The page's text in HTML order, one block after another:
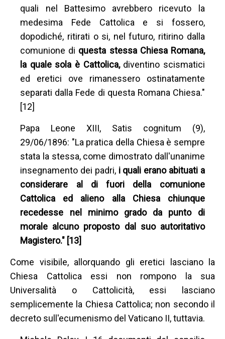
quali nel Battesimo avrebbero ricevuto la
medesima Fede Cattolica e si fossero,
dopodiché, ritirati o si, nel futuro, ritirino dalla
comunione di questa stessa Chiesa Romana,
la quale sola è Cattolica, diventino scismatici
ed eretici ove rimanessero ostinatamente
separati dalla Fede di questa Romana Chiesa."
[12]
Papa Leone XIII, Satis cognitum (9),
29/06/1896: "La pratica della Chiesa è sempre
stata la stessa, come dimostrato dall'unanime
insegnamento dei padri, i quali erano abituati a
considerare al di fuori della comunione
Cattolica ed alieno alla Chiesa chiunque
recedesse nel minimo grado da punto di
morale alcuno proposto dal suo autoritativo
Magistero." [13]
Come visibile, allorquando gli eretici lasciano la
Chiesa Cattolica essi non rompono la sua
Universalità o Cattolicità, essi lasciano
semplicemente la Chiesa Cattolica; non secondo il
decreto sull'ecumenismo del Vaticano II, tuttavia.